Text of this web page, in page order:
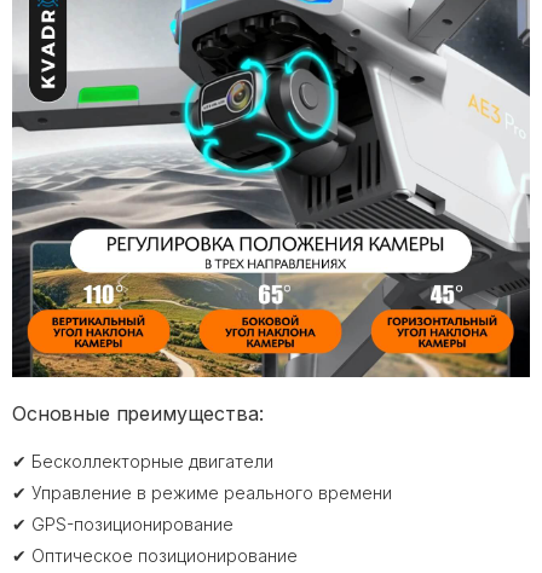
Основные преимущества:
✔ Бесколлекторные двигатели
✔ Управление в режиме реального времени
✔ GPS-позиционирование
✔ Оптическое позиционирование